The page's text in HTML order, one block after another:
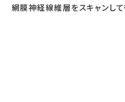
網膜神経線維層をスキャンし